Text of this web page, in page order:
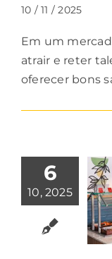
10 / 11 / 2025
Em um
atrair e reter
oferecer bons
6
10, 2025